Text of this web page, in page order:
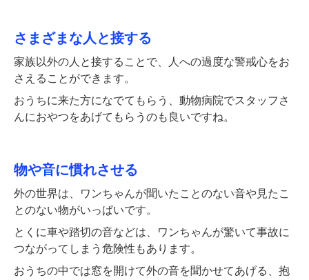
さまざまな人と接する
家族以外の人と接することで、人への過度な警戒心をお
さえることができます。
おうちに来た方になでてもらう、動物病院でスタッフさ
んにおやつをあげてもらうのも良いですね。
物や音に慣れさせる
外の世界は、ワンちゃんが聞いたことのない音や見たこ
とのない物がいっぱいです。
とくに車や踏切の音などは、ワンちゃんが驚いて事故に
つながってしまう危険性もあります。
おうちの中では窓を開けて外の音を聞かせてあげる、抱